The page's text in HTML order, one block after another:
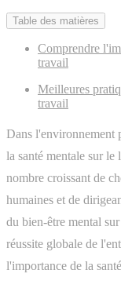
Table des matières
Comprendre
travail
Meilleures
travail
Dans l'environnement
la santé mentale sur
nombre croissant de
humaines et de
du bien-être mental
réussite globale de
l'importance de la